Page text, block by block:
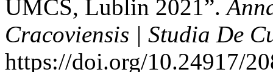
UMCS, Lublin 2021”.
Cracoviensis | Studia De
https://doi.org/10.24917/